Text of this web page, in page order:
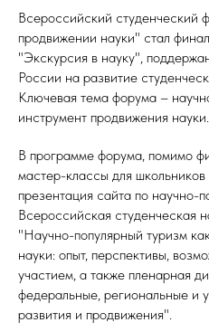
Всероссийский студенческий
продвижении науки" стал
"Экскурсия в науку",
России на развитие
Ключевая тема форума –
инструмент продвижения науки.
В программе форума, помимо
мастер-классы для
презентация сайта по научно-
Всероссийская студенческая
"Научно-популярный туризм
науки: опыт, перспективы,
участием, а также пленарная
федеральные, региональные и
развития и продвижения".